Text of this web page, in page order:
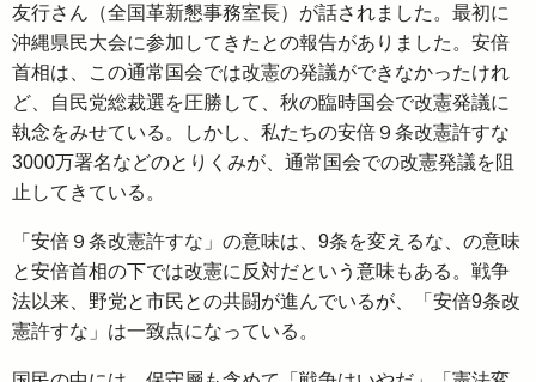
友行さん（全国革新懇事務室長）が話されました。最初に
沖縄県民大会に参加してきたとの報告がありました。安倍
首相は、この通常国会では改憲の発議ができなかったけれ
ど、自民党総裁選を圧勝して、秋の臨時国会で改憲発議に
執念をみせている。しかし、私たちの安倍９条改憲許すな
3000万署名などのとりくみが、通常国会での改憲発議を阻
止してきている。
「安倍９条改憲許すな」の意味は、9条を変えるな、の意味
と安倍首相の下では改憲に反対だという意味もある。戦争
法以来、野党と市民との共闘が進んでいるが、「安倍9条改
憲許すな」は一致点になっている。